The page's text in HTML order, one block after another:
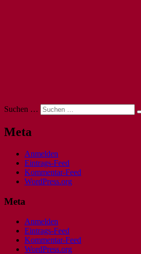
Suchen …
Meta
Anmelden
Eintrags-Feed
Kommentar-Feed
WordPress.org
Meta
Anmelden
Eintrags-Feed
Kommentar-Feed
WordPress.org